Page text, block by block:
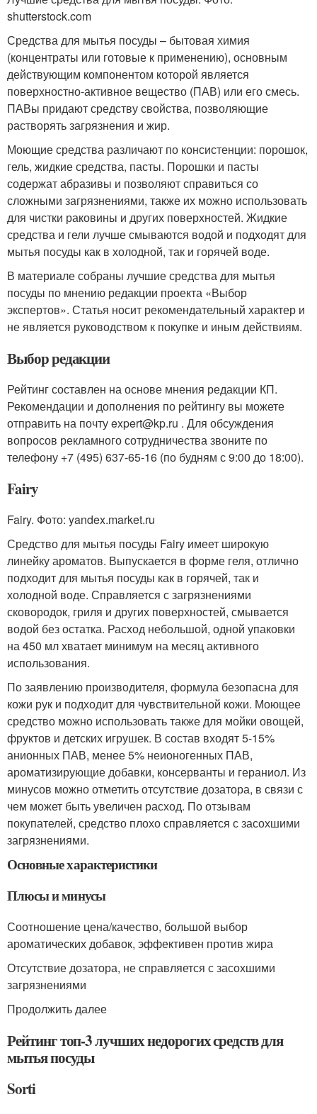
shutterstock.com
Средства для мытья посуды – бытовая химия
(концентраты или готовые к применению), основным
действующим компонентом которой является
поверхностно-активное вещество (ПАВ) или его смесь.
ПАВы придают средству свойства, позволяющие
растворять загрязнения и жир.
Моющие средства различают по консистенции: порошок,
гель, жидкие средства, пасты. Порошки и пасты
содержат абразивы и позволяют справиться со
сложными загрязнениями, также их можно использовать
для чистки раковины и других поверхностей. Жидкие
средства и гели лучше смываются водой и подходят для
мытья посуды как в холодной, так и горячей воде.
В материале собраны лучшие средства для мытья
посуды по мнению редакции проекта «Выбор
экспертов». Статья носит рекомендательный характер и
не является руководством к покупке и иным действиям.
Выбор редакции
Рейтинг составлен на основе мнения редакции КП.
Рекомендации и дополнения по рейтингу вы можете
отправить на почту expert@kp.ru . Для обсуждения
вопросов рекламного сотрудничества звоните по
телефону +7 (495) 637-65-16 (по будням с 9:00 до 18:00).
Fairy
Fairy. Фото: yandex.market.ru
Средство для мытья посуды Fairy имеет широкую
линейку ароматов. Выпускается в форме геля, отлично
подходит для мытья посуды как в горячей, так и
холодной воде. Справляется с загрязнениями
сковородок, гриля и других поверхностей, смывается
водой без остатка. Расход небольшой, одной упаковки
на 450 мл хватает минимум на месяц активного
использования.
По заявлению производителя, формула безопасна для
кожи рук и подходит для чувствительной кожи. Моющее
средство можно использовать также для мойки овощей,
фруктов и детских игрушек. В состав входят 5-15%
анионных ПАВ, менее 5% неионогенных ПАВ,
ароматизирующие добавки, консерванты и гераниол. Из
минусов можно отметить отсутствие дозатора, в связи с
чем может быть увеличен расход. По отзывам
покупателей, средство плохо справляется с засохшими
загрязнениями.
Основные характеристики
Плюсы и минусы
Соотношение цена/качество, большой выбор
ароматических добавок, эффективен против жира
Отсутствие дозатора, не справляется с засохшими
загрязнениями
Продолжить далее
Рейтинг топ-3 лучших недорогих средств для
мытья посуды
Sorti